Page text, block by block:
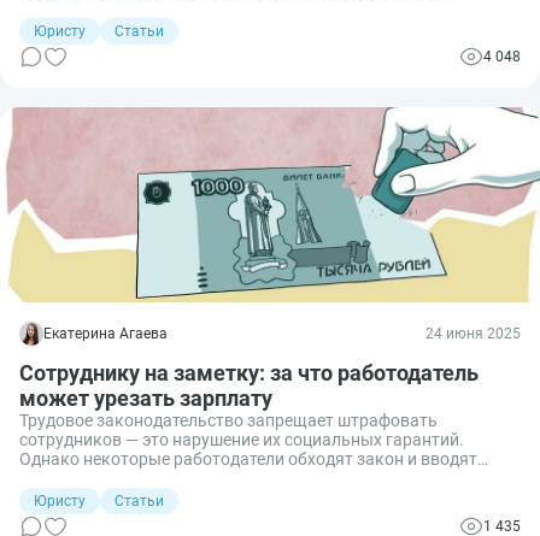
и работниками.
Юристу
Статьи
4 048
Екатерина Агаева 24 июня 2025
Сотруднику на заметку: за что работодатель
может урезать зарплату
Трудовое законодательство запрещает штрафовать
сотрудников — это нарушение их социальных гарантий.
Однако некоторые работодатели обходят закон и вводят
работодатель требует компенсацию за нарушение
дисциплины или урезает зарплату из-за плохих продаж, то
Юристу
Статьи
1 435